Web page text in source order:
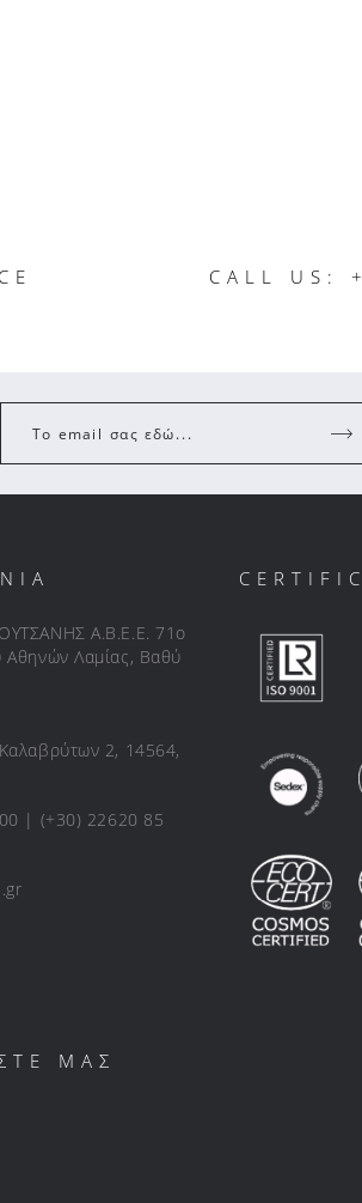
CALL US:
Το email σας εδώ...
Α.Β.Ε.Ε. 71ο
Αθηνών Λαμίας, Βαθύ
2, 14564,
| (+30) 22620 85
ΜΑΣ